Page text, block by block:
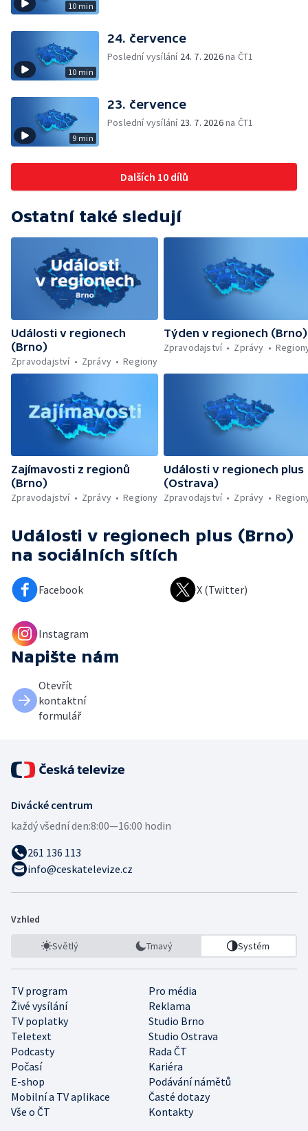
10 min
10 min
24. července
Poslední vysílání 24. 7. 2026na ČT1
9 min
23. července
Poslední vysílání 23. 7. 2026na ČT1
Dalších 10 dílů
Ostatní také sledují
Události v regionech
(Brno)
Zpravodajství
Zprávy Regiony
Týden v regionech (Brno)
Zpravodajství
Zprávy
Zajímavosti z regionů
(Brno)
Zpravodajství
Zprávy Regiony
Události v regionech plus
(Ostrava)
Zpravodajství
Zprávy
Události v regionech plus (Brno)
na sociálních sítích
Facebook X (Twitter)
Instagram
Napište nám
Otevřít
kontaktní
formulář
Divácké centrum
každý všední den:8:00—16:00 hodin
261 136 113
info@ceskatelevize.cz
Vzhled
Světlý Tmavý Systém
TV program
Pro média
Živé vysílání
Reklama
TV poplatky
Studio Brno
Teletext
Studio Ostrava
Podcasty
Rada ČT
Počasí
Kariéra
E-shop
Podávání námětů
Mobilní a TV aplikace
Časté dotazy
Vše o ČT
Kontakty